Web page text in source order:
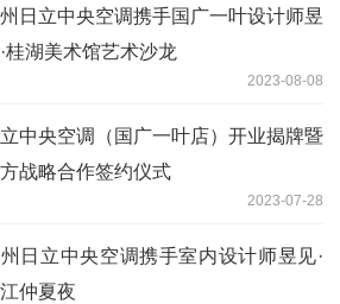
日立中央空调携手国广一叶设计师昱
桂湖美术馆艺术沙龙
2023-08-08
立中央空调（国广一叶店）开业揭牌暨
战略合作签约仪式
2023-07-28
日立中央空调携手室内设计师昱见·
仲夏夜